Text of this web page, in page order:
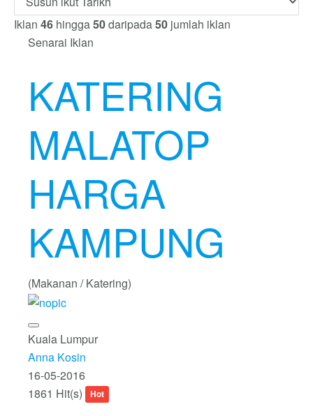
Iklan 46 hingga50daripada50 jumlah iklan
Senarai Iklan
KATERING
MALATOP
HARGA
KAMPUNG
(Makanan / Katering)
Kuala Lumpur
Anna Kosin
16-05-2016
1861 Hit(s)
Hot